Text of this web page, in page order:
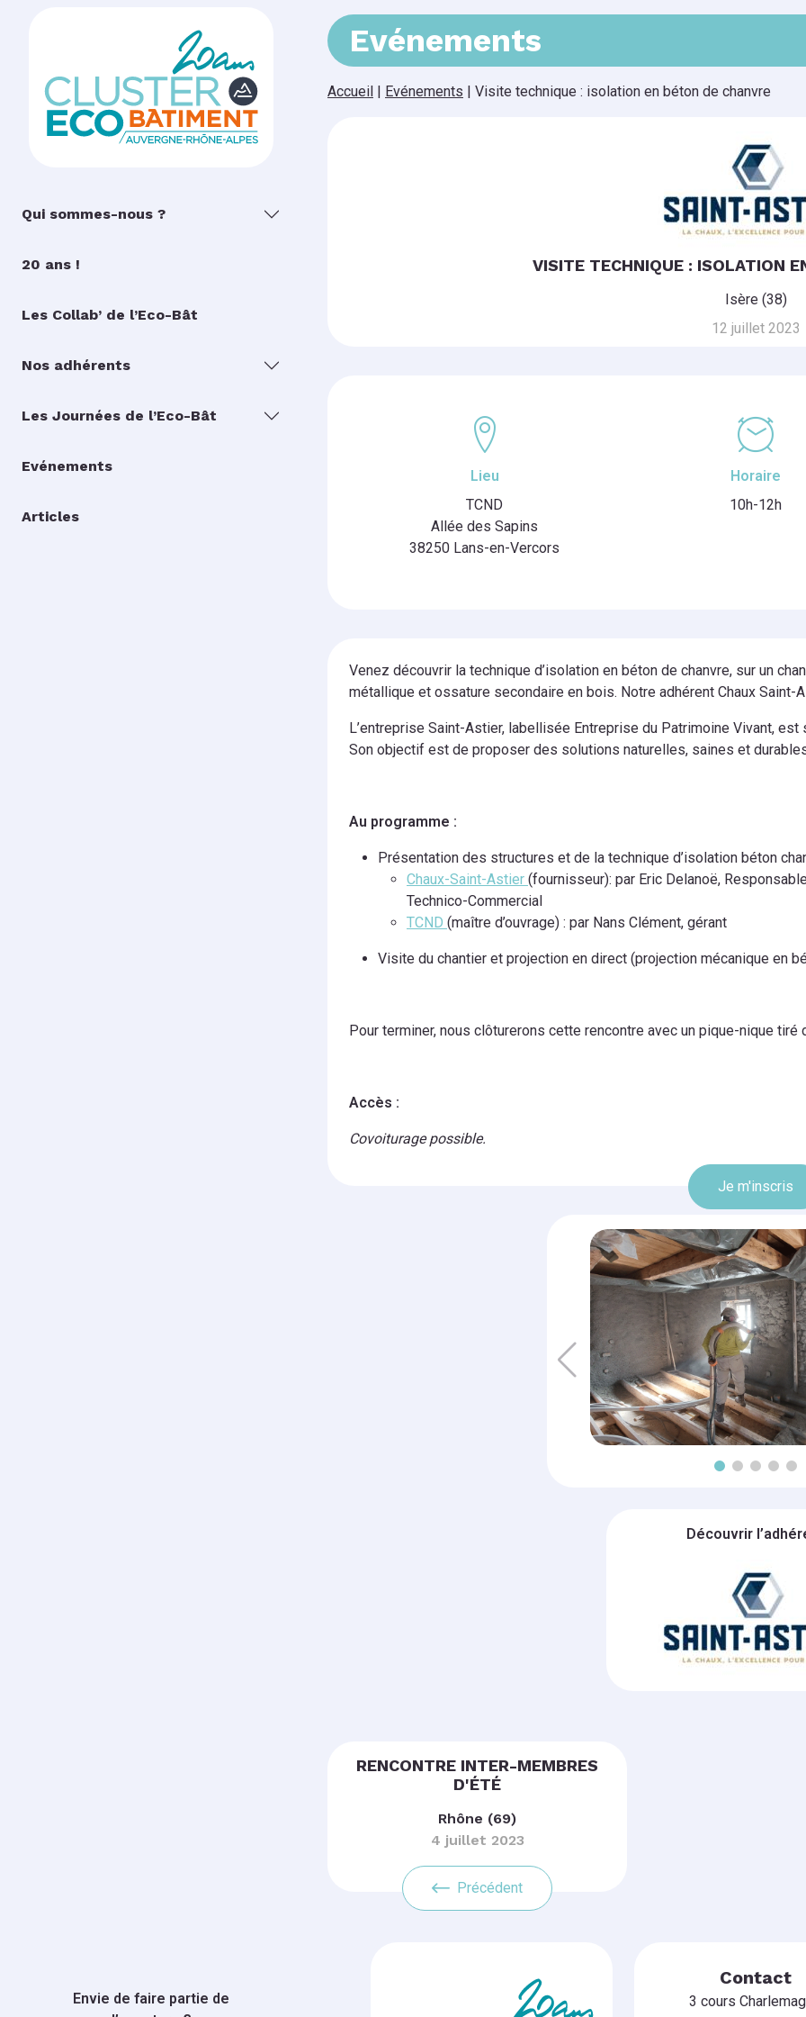
Qui sommes-nous ?
20 ans !
Les Collab’ de l’Eco-Bât
Nos adhérents
Les Journées de l’Eco-Bât
Evénements
Articles
Envie de faire partie de
Evénements
Accueil | Evénements | Visite technique : isolation en béton de chanvre
VISITE TECHNIQUE : ISOLATION
Isère (38)
12 juillet 2023
Lieu
TCND
Allée des Sapins
38250 Lans-en-Vercors
Horaire
10h-12h
Venez découvrir la technique d’isolation en béton de chanvre, sur un
métallique et ossature secondaire en bois. Notre adhérent Chaux
L’entreprise Saint-Astier, labellisée Entreprise du Patrimoine Vivant,
Son objectif est de proposer des solutions naturelles, saines et
Au programme :
Présentation des structures et de la technique d’isolation béton
Chaux-Saint-Astier (fournisseur): par Eric Delanoë,
Technico-Commercial
TCND (maître d’ouvrage) : par Nans Clément, gérant
Visite du chantier et projection en direct (projection mécanique en
Pour terminer, nous clôturerons cette rencontre avec un pique-nique tiré
Accès :
Covoiturage possible.
Je m'inscris
Découvrir
RENCONTRE INTER-MEMBRES
D'ÉTÉ
Rhône (69)
4 juillet 2023
Précédent
Contact
3 cours